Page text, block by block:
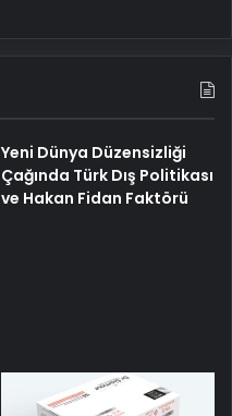
Yeni Dünya Düzensizliği
Çağında Türk Dış Politikası
ve Hakan Fidan Faktörü